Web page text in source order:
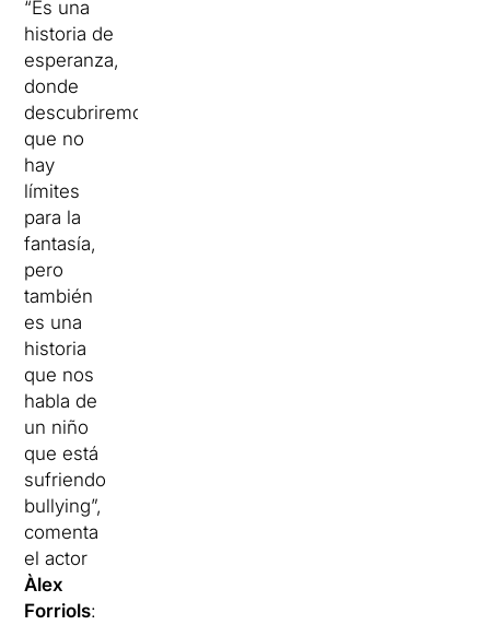
“Es una
historia de
esperanza,
donde
descubriremos
que no
hay
límites
para la
fantasía,
pero
también
es una
historia
que nos
habla de
un niño
que está
sufriendo
bullying”,
comenta
el actor
Àlex
Forriols: